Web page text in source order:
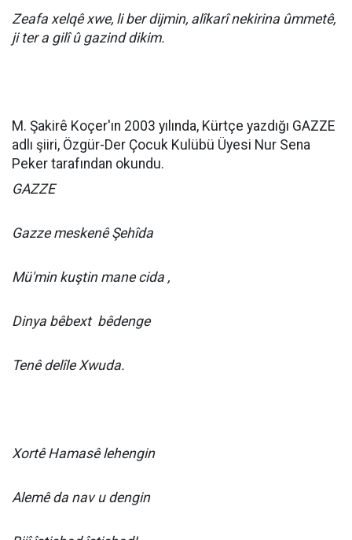
Zeafa xelqê xwe, li ber dijmin, alîkarî nekirina ûmmetê,
ji ter a gilî û gazind dikim.
M. Şakirê Koçer'ın 2003 yılında, Kürtçe yazdığı GAZZE
adlı şiiri, Özgür-Der Çocuk Kulübü Üyesi Nur Sena
Peker tarafından okundu.
GAZZE
Gazze meskenê Şehîda
Mü'min kuştin mane cida ,
Dinya bêbext bêdenge
Tenê delîle Xwuda.
Xortê Hamasê lehengin
Alemê da nav u dengin